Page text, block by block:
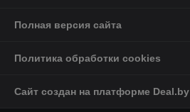
Полная версия сайта
Политика обработки cookies
Сайт создан на платформе Deal.by